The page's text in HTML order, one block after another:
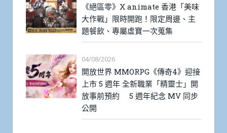
《絕區零》X animate 香港「美味
大作戰」限時開跑！限定周邊、主
題餐飲、專屬虛寶一次蒐集
04/08/2026
開放世界 MMORPG《傳奇4》迎接
上市 5 週年 全新職業「精靈士」開
放事前預約 5 週年紀念 MV 同步
公開